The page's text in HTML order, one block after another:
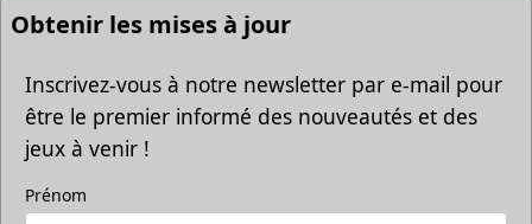
Obtenir les mises à jour
Inscrivez-vous à notre newsletter par e-mail pour
être le premier informé des nouveautés et des
jeux à venir !
Prénom